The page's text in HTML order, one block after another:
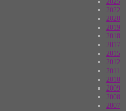
2022
2020
2019
2018
2017
2015
2012
2011
2010
2009
2008
2007